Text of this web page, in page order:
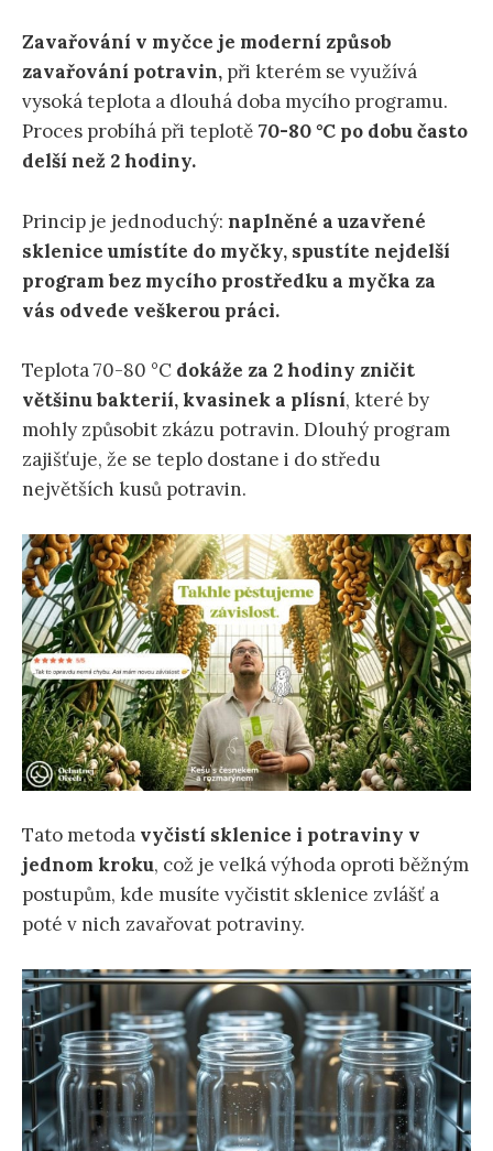
Zavařování v myčce je moderní způsob
zavařování potravin, při kterém se využívá
vysoká teplota a dlouhá doba mycího programu.
Proces probíhá při teplotě 70-80 °C po dobu často
delší než 2 hodiny.
Princip je jednoduchý: naplněné a uzavřené
sklenice umístíte do myčky, spustíte nejdelší
program bez mycího prostředku a myčka za
vás odvede veškerou práci.
Teplota 70-80 °C dokáže za 2 hodiny zničit
většinu bakterií, kvasinek a plísní, které by
mohly způsobit zkázu potravin. Dlouhý program
zajišťuje, že se teplo dostane i do středu
největších kusů potravin.
Tato metoda vyčistí sklenice i potraviny v
jednom kroku, což je velká výhoda oproti běžným
postupům, kde musíte vyčistit sklenice zvlášť a
poté v nich zavařovat potraviny.